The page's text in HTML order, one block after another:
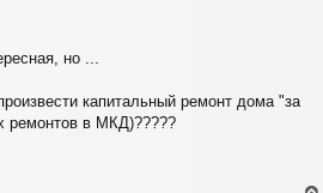
но ...
капитальный ремонт дома "за
ремонтов в МКД)?????